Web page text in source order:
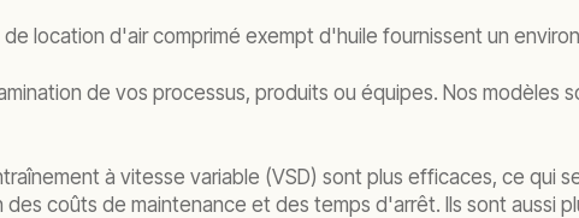
location d'air comprimé exempt d'huile fournissent un
de vos processus, produits ou équipes. Nos modèles
à vitesse variable (VSD) sont plus efficaces, ce qui
coûts de maintenance et des temps d'arrêt. Ils sont aussi